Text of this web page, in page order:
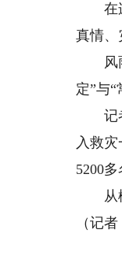
在连
真情、
风雨
定”与“
记者
入救
5200
从榆
（记